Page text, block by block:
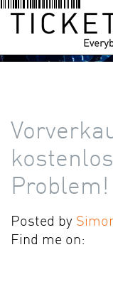
Problem!
Posted by
Find me on: